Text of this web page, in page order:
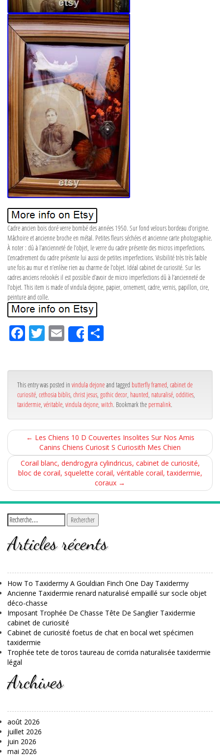
Cadre ancien bois doré verre bombé des années 1950. Sur fond velours bordeau d’origine.
Mâchoire et ancienne broche en métal. Petites fleurs séchées et ancienne carte photographie.
À noter : dû à l’ancienneté de l’objet, le verre du cadre présente des micros imperfections.
L’encadrement du cadre présente lui aussi de petites imperfections. Visibilité très très faible
une fois au mur et n’enlève rien au charme de l’objet. Idéal cabinet de curiosité. Sur les
cadres anciens relookés il est possible d’avoir de micro imperfections dû à l’ancienneté de
l’objet. This item is made of vindula dejone, papier, ornement, cadre, vernis, papillon, cire,
peinture and colle.
Fa
ce
ok
Tw
itt
Em
ail
Share
r
This entry was posted in vindula dejoneand tagged butterfly framed cabinet de
curiosité cethosia biblis christ jesus gothic decor haunted naturalisé oddities
taxidermie véritable vindula dejone witch. Bookmark the permalink.
← Les Chiens 10 D Couvertes Insolites Sur Nos Amis
Canins Chiens Curiosit S Curiosith Mes Chien
Corail blanc, dendrogyra cylindricus, cabinet de curiosité,
bloc de corail, squelette corail, véritable corail, taxidermie,
coraux →
Articles récents
How To Taxidermy A Gouldian Finch One Day Taxidermy
Ancienne Taxidermie renard naturalisé empaillé sur socle objet
déco-chasse
Imposant Trophée De Chasse Tête De Sanglier Taxidermie
cabinet de curiosité
Cabinet de curiosité foetus de chat en bocal wet spécimen
taxidermie
Trophée tete de toros taureau de corrida naturalisée taxidermie
légal
Archives
août 2026
juillet 2026
juin 2026
mai 2026